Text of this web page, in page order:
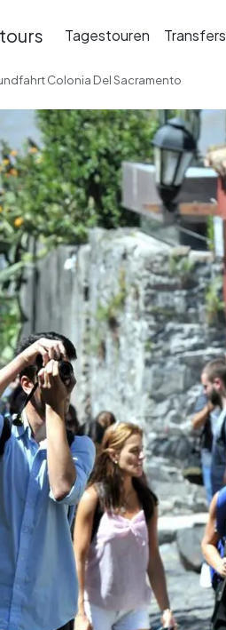
Tagestouren Transfers
Colonia Del Sacramento